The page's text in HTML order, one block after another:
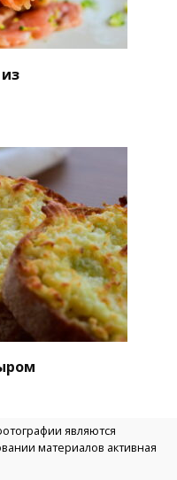
являются
материалов активная